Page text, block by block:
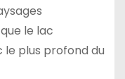
le lac
le plus profond du